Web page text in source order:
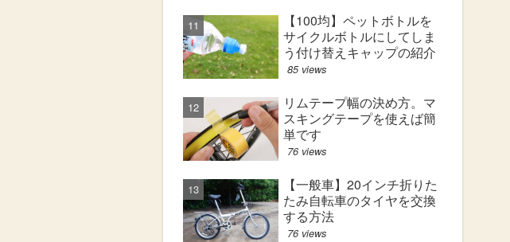
【100均】ペットボトルを
サイクルボトルにしてしま
う付け替えキャップの紹介
85 views
リムテープ幅の決め方。マ
スキングテープを使えば簡
単です
76 views
【一般車】20インチ折りた
たみ自転車のタイヤを交換
する方法
76 views